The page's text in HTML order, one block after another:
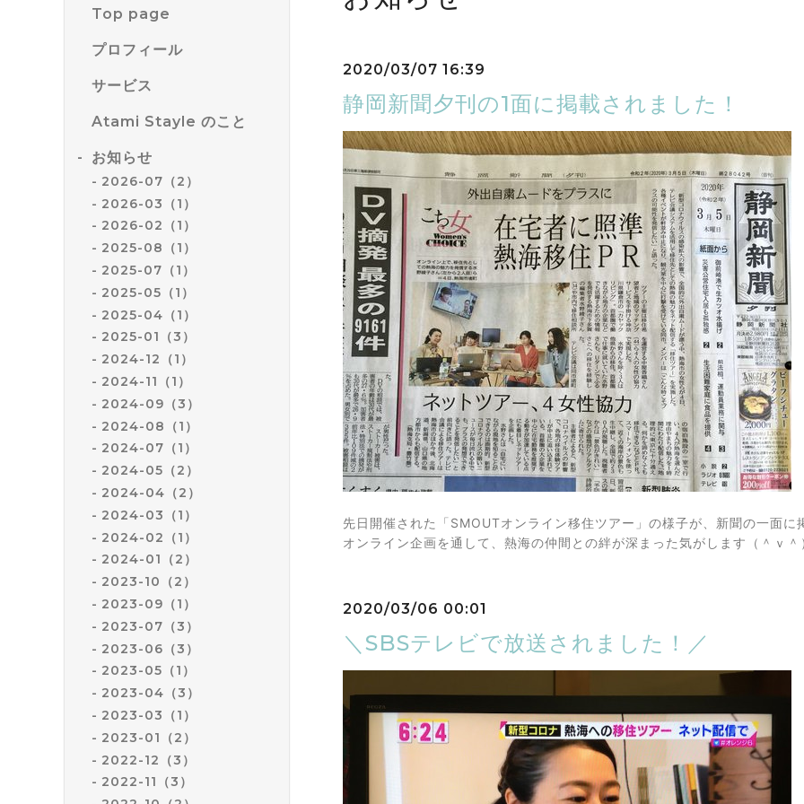
Top page
プロフィール
サービス
Atami Stayle のこと
お知らせ
2026-07（2）
2026-03（1）
2026-02（1）
2025-08（1）
2025-07（1）
2025-05（1）
2025-04（1）
2025-01（3）
2024-12（1）
2024-11（1）
2024-09（3）
2024-08（1）
2024-07（1）
2024-05（2）
2024-04（2）
2024-03（1）
2024-02（1）
2024-01（2）
2023-10（2）
2023-09（1）
2023-07（3）
2023-06（3）
2023-05（1）
2023-04（3）
2023-03（1）
2023-01（2）
2022-12（3）
2022-11（3）
2020/03/07 16:39
静岡新聞夕刊の1面に掲載されました！
先日開催された「SMOUTオンライン移住ツアー」の様子が、新聞の一面に
オンライン企画を通して、熱海の仲間との絆が深まった気がします（＾ｖ＾
2020/03/06 00:01
＼SBSテレビで放送されました！／